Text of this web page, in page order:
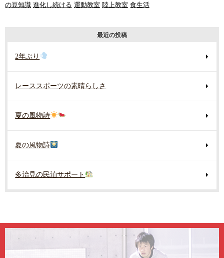
の豆知識 進化し続ける 運動教室 陸上教室 食生活
最近の投稿
2年ぶり
レーススポーツの素晴らしさ
夏の風物詩
夏の風物詩
多治見の民泊サポート